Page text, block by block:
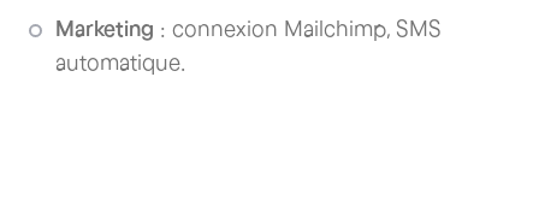
Marketing : connexion Mailchimp, SMS
automatique.